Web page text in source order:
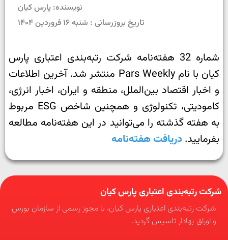
نویسنده: پارس کیان
تاریخ بروزرسانی : شنبه ۱۶ فروردین ۱۴۰۴
شماره 32 هفته‌نامه شرکت رتبه‌بندی اعتباری پارس
کیان با نام Pars Weekly منتشر شد. آخرین اطلاعات
و اخبار اقتصاد بین‌الملل، منطقه و ایران، اخبار انرژی،
کامودیتی، تکنولوژی و همچنین شاخص ESG مربوط
به هفته گذشته را می‌توانید در این هفته‌نامه مطالعه
بفرمایید. دریافت هفته‌نامه
شرکت رتبه‌بندی اعتباری پارس کیان
شرکت رتبه‌بندی اعتباری پارس کیان، با مجوز رسمی از سازمان بورس
و اوراق بهادار تاسیس گردید.